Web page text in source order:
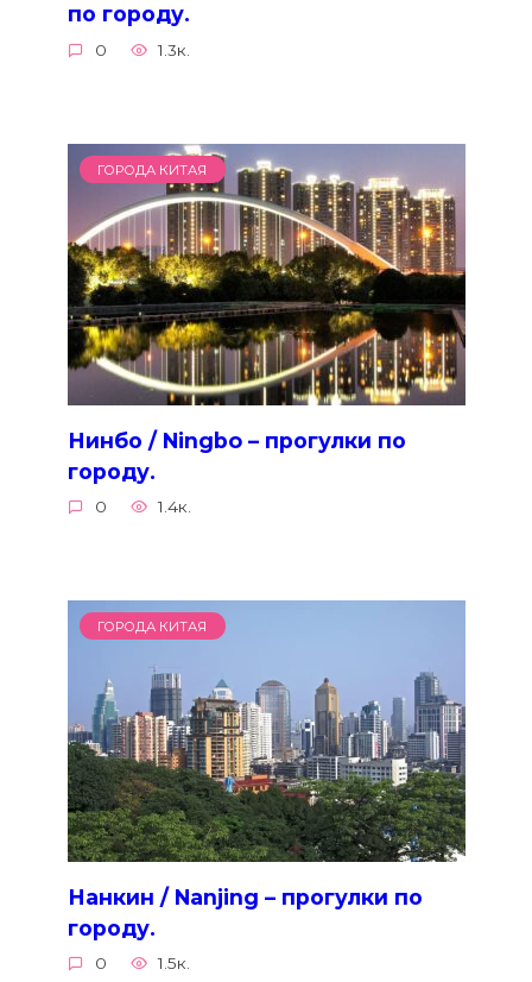
по городу.
0 1.3к.
ГОРОДА КИТАЯ
Нинбо / Ningbo – прогулки по
городу.
0 1.4к.
ГОРОДА КИТАЯ
Нанкин / Nanjing – прогулки по
городу.
0 1.5к.